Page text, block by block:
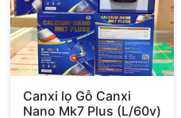
Canxi lọ Gỗ Canxi
Nano Mk7 Plus (L/60v)